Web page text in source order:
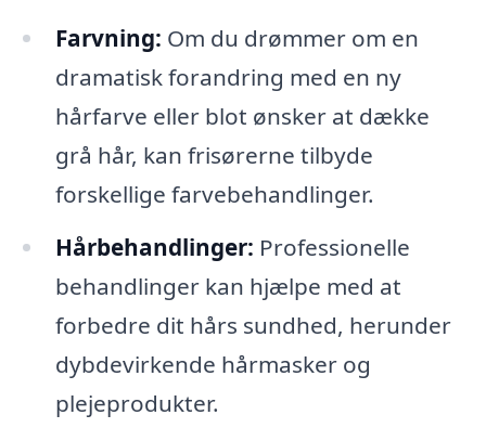
Farvning: Om du drømmer om en
dramatisk forandring med en ny
hårfarve eller blot ønsker at dække
grå hår, kan frisørerne tilbyde
forskellige farvebehandlinger.
Hårbehandlinger: Professionelle
behandlinger kan hjælpe med at
forbedre dit hårs sundhed, herunder
dybdevirkende hårmasker og
plejeprodukter.